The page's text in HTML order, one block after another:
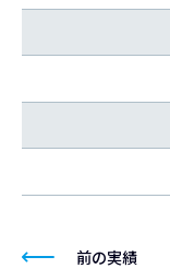
前の実績